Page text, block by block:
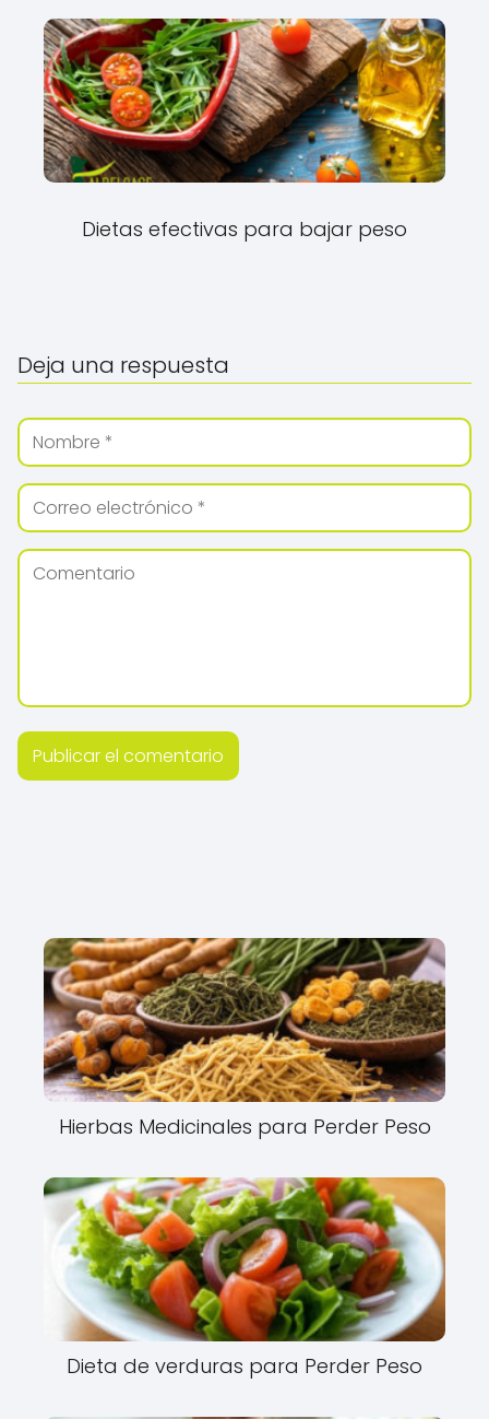
Dietas efectivas para bajar peso
Deja una respuesta
Hierbas Medicinales para Perder Peso
Dieta de verduras para Perder Peso